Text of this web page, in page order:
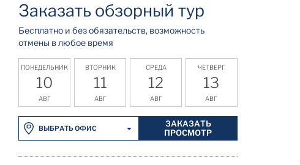
Заказать обзорный тур
Бесплатно и без обязательств, возможность
отмены в любое время
ПОНЕДЕЛЬНИК
10
АВГ
ВТОРНИК
11
АВГ
СРЕДА
12
АВГ
ЧЕТВЕРГ
13
АВГ
ВЫБРАТЬ ОФИС
ЗАКАЗАТЬ
ПРОСМОТР